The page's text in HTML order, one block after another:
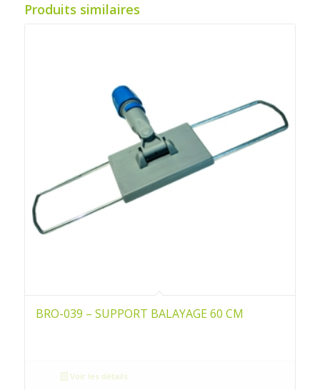
Produits similaires
BRO-039 – SUPPORT BALAYAGE 60 CM
Voir les détails